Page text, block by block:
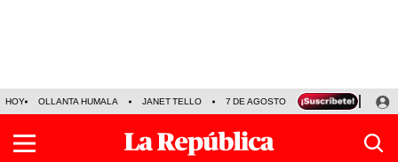
HOY OLLANTA HUMALA JANET TELLO 7 DE AGOSTO TINKA RESULTADOS